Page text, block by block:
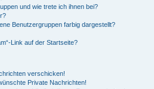
und wie trete ich ihnen bei?
Benutzergruppen farbig dargestellt?
Link auf der Startseite?
verschicken!
Private Nachrichten!